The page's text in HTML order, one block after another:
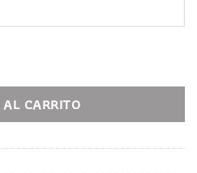
(FM) Colecciones
CARRITO